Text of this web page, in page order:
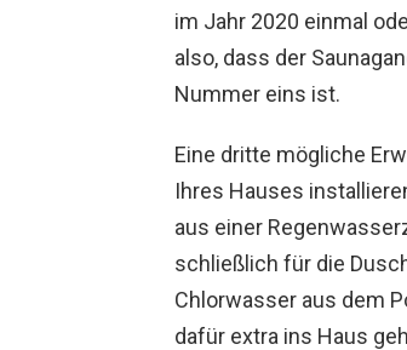
im Jahr 2020 einmal
also, dass der
Nummer eins ist.
Eine dritte mögliche
Ihres Hauses
aus einer
schließlich für die
Chlorwasser aus dem
dafür extra ins Haus